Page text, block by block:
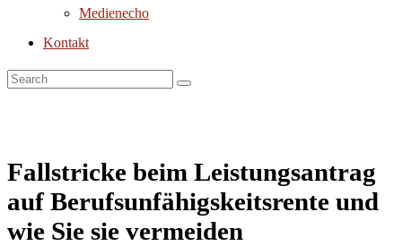
Medienecho
Kontakt
Fallstricke beim Leistungsantrag
auf Berufsunfähigskeitsrente und
wie Sie sie vermeiden